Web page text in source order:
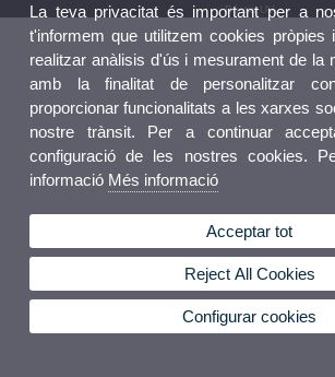
Bústia UV
La teva privacitat és important per a
t'informem que utilitzem cookies
realitzar anàlisis d'ús i mesurament de la
amb la finalitat de personalitzar
proporcionar funcionalitats a les xarxes
nostre trànsit. Per a continuar
configuració de les nostres cookies.
informació Més informació
Acceptar tot
Reject All Cookies
Configurar cookies